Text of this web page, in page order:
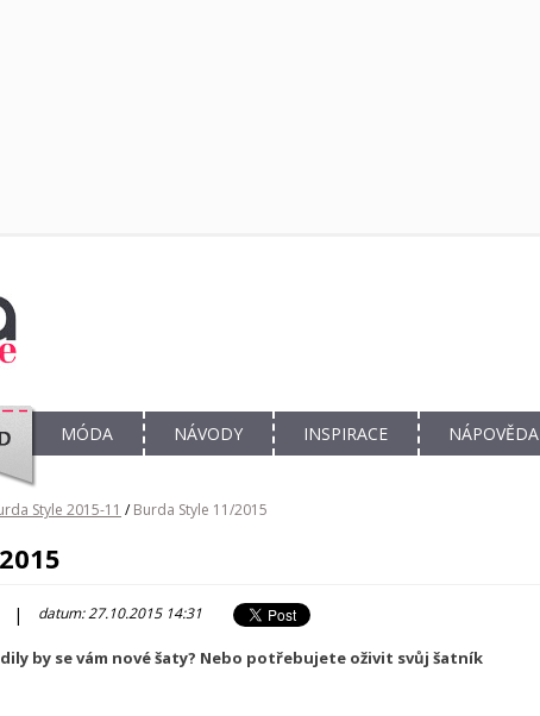
MÓDA NÁVODY INSPIRACE NÁPOVĚDA
Style 2015-11 / Burda Style 11/2015
| datum: 27.10.2015 14:31
by se vám nové šaty? Nebo potřebujete oživit svůj šatník